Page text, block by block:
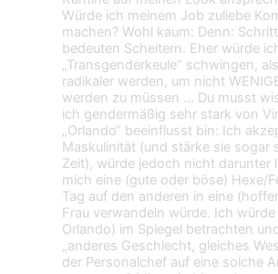
Würde ich meinem Job zuliebe
machen? Wohl kaum: Denn:
bedeuten Scheitern. Eher würde
„Transgenderkeule“ schwingen,
radikaler werden, um nicht
werden zu müssen … Du musst
ich gendermäßig sehr stark von
„Orlando“ beeinflusst bin: Ich
Maskulinität (und stärke sie sogar
Zeit), würde jedoch nicht darunter
mich eine (gute oder böse) Hexe/
Tag auf den anderen in eine
Frau verwandeln würde. Ich
Orlando) im Spiegel betrachten
„anderes Geschlecht, gleiches
der Personalchef auf eine solche